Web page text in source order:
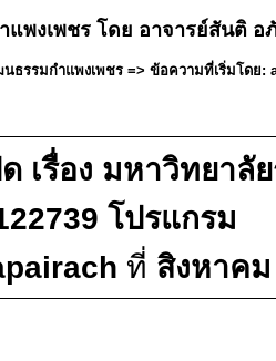
พงเพชร โดย อาจารย์สันติ อ
รรมกำแพงเพชร => ข้อความที่เริ่มโดย:
เรื่อง มหาวิทยาลั
โปรแกรม
ที่ สิงหาคม